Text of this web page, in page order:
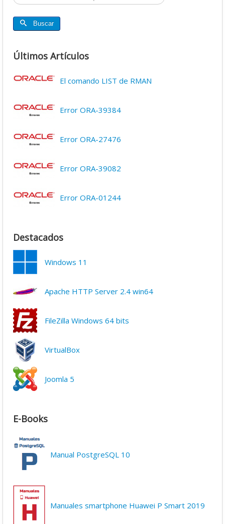
Buscar
Últimos Artículos
El comando LIST de RMAN
Error ORA-39384
Error ORA-27476
Error ORA-39082
Error ORA-01244
Destacados
Windows 11
Apache HTTP Server 2.4 win64
FileZilla Windows 64 bits
VirtualBox
Joomla 5
E-Books
Manual PostgreSQL 10
Manuales smartphone Huawei P Smart 2019